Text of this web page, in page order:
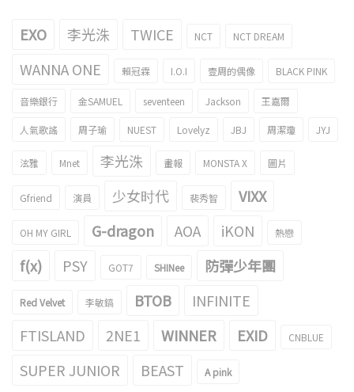
EXO 李光洙 TWICE NCT NCT DREAM
WANNA ONE 賴冠霖 I.O.I 壹周的偶像 BLACK PINK
音樂銀行 金SAMUEL seventeen Jackson 王嘉爾
人氣歌謠 周子瑜 NUEST Lovelyz JBJ 周潔瓊 JYJ
泫雅 Mnet 李光洙 畫報 MONSTA X 圖片
Gfriend 演員 少女时代 裴秀智 VIXX
OH MY GIRL G-dragon AOA iKON 熱戀
f(x) PSY GOT7 SHINee 防彈少年團
Red Velvet 李敏鎬 BTOB
INFINITE
FTISLAND
2NE1 WINNER EXID CNBLUE
SUPER JUNIOR BEAST A pink